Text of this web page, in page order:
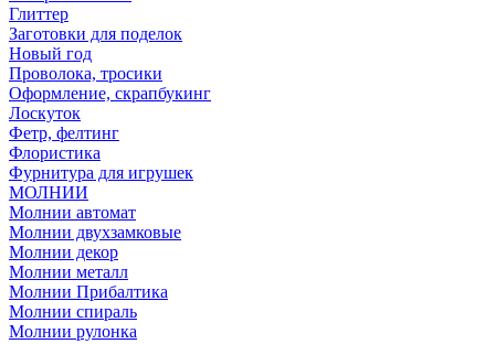
Глиттер
Заготовки для поделок
Новый год
Проволока, тросики
Оформление, скрапбукинг
Лоскуток
Фетр, фелтинг
Флористика
Фурнитура для игрушек
МОЛНИИ
Молнии автомат
Молнии двухзамковые
Молнии декор
Молнии металл
Молнии Прибалтика
Молнии спираль
Молнии рулонка